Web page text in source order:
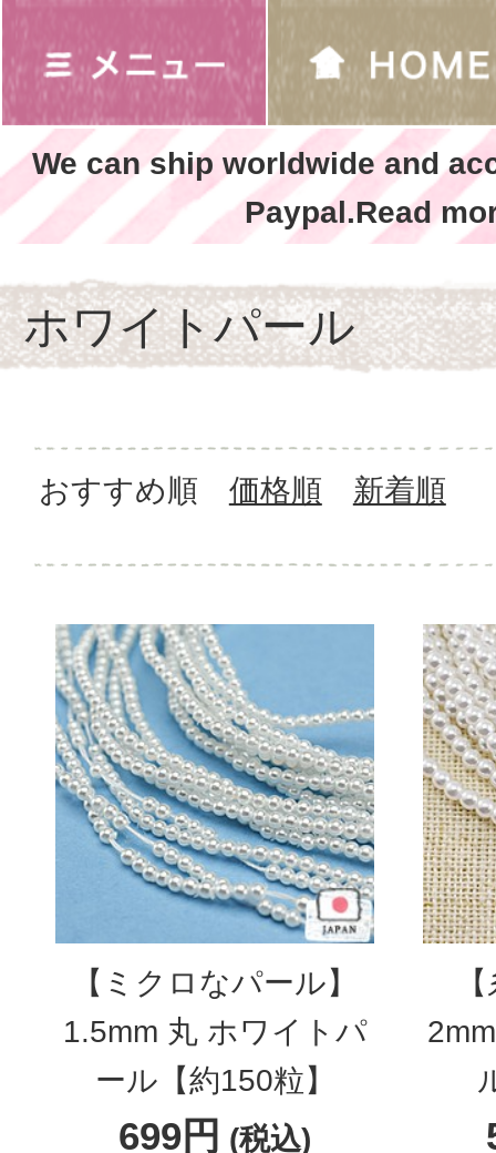
We can ship worldwide and
Paypal.Read
ホワイトパール
おすすめ順 価格順 新着順
【ミクロなパール】
1.5mm 丸 ホワイトパ
ール【約150粒】
699円 (税込)